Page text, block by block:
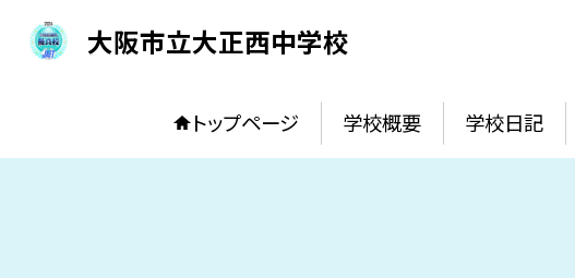
大阪市立大正西中学校
トップページ 学校概要 学校日記